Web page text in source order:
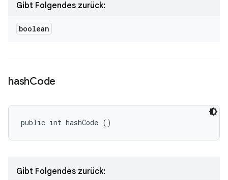
Gibt Folgendes zurück:
boolean
hashCode
public int hashCode ()
Gibt Folgendes zurück: